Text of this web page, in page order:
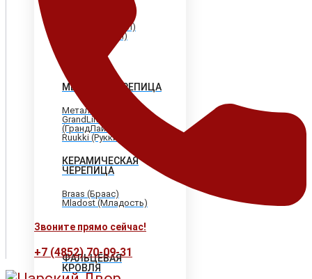
Katepal (Катепал)
Icopal (Икопал)
МЕТАЛЛОЧЕРЕПИЦА
МеталлПрофиль
GrandLine
(ГрандЛайн)
Ruukki (Рукки)
КЕРАМИЧЕСКАЯ
ЧЕРЕПИЦА
Braas (Браас)
Mladost (Младость)
ФАЛЬЦЕВАЯ
КРОВЛЯ
Звоните прямо сейчас!
+7 (4852) 70-09-31